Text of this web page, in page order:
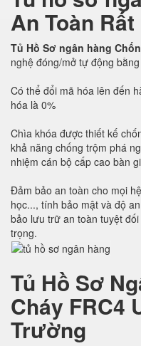
An Toàn Rất
Tủ Hồ Sơ ngân hàng
nghệ đóng/mở tự động
Có thể đổi mã hóa lên đến
hóa là 0%
Chìa khóa được thiết kế
khả năng chống trộm phá
nhiệm cán bộ cấp cao bàn
Đảm bảo an toàn cho mọi
học..., tính bảo mật và độ
bảo lưu trữ an toàn tuyệt
trọng.
Tủ Hồ Sơ
Cháy FRC4
Trường